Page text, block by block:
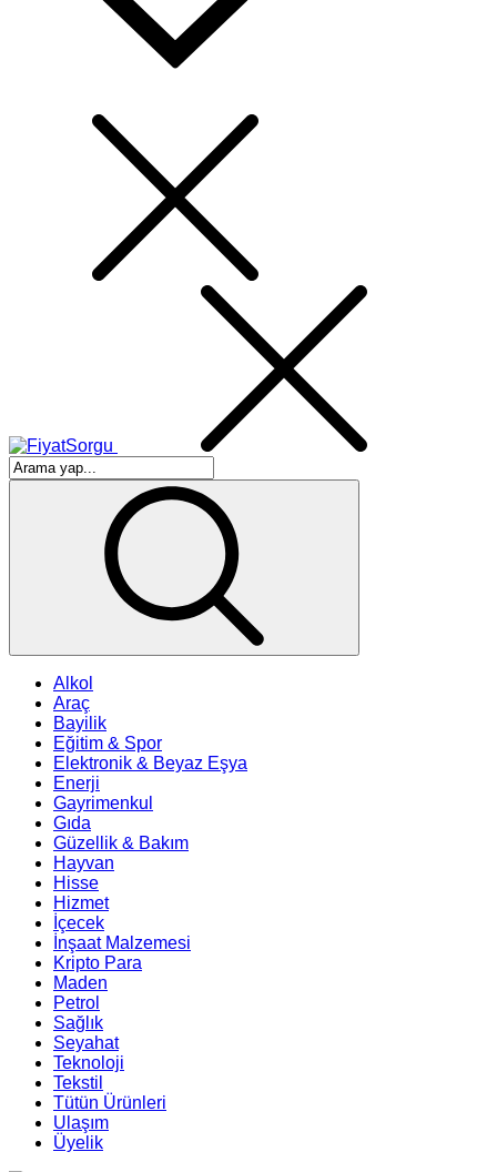
Alkol
Araç
Bayilik
Eğitim & Spor
Elektronik & Beyaz Eşya
Enerji
Gayrimenkul
Gıda
Güzellik & Bakım
Hayvan
Hisse
Hizmet
İçecek
İnşaat Malzemesi
Kripto Para
Maden
Petrol
Sağlık
Seyahat
Teknoloji
Tekstil
Tütün Ürünleri
Ulaşım
Üyelik